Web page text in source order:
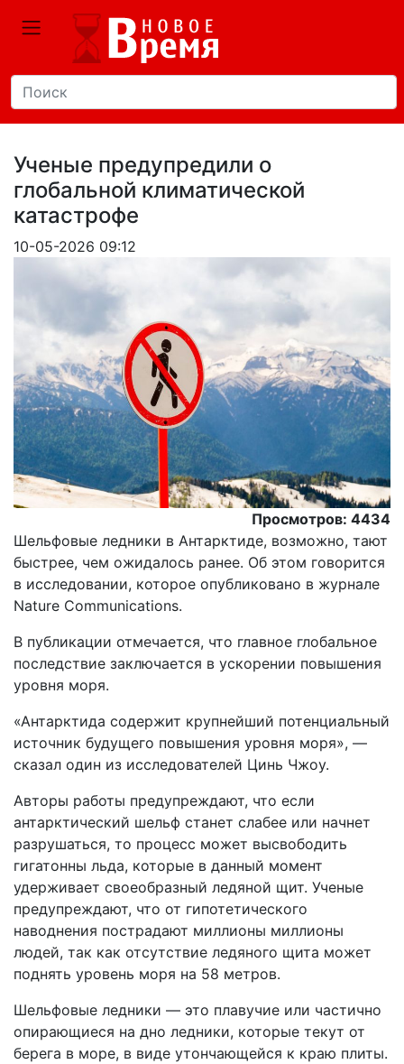
Ученые предупредили о
глобальной климатической
катастрофе
10-05-2026 09:12
Просмотров: 4434
Шельфовые ледники в Антарктиде, возможно, тают
быстрее, чем ожидалось ранее. Об этом говорится
в исследовании, которое опубликовано в журнале
Nature Communications.
В публикации отмечается, что главное глобальное
последствие заключается в ускорении повышения
уровня моря.
«Антарктида содержит крупнейший потенциальный
источник будущего повышения уровня моря», —
сказал один из исследователей Цинь Чжоу.
Авторы работы предупреждают, что если
антарктический шельф станет слабее или начнет
разрушаться, то процесс может высвободить
гигатонны льда, которые в данный момент
удерживает своеобразный ледяной щит. Ученые
предупреждают, что от гипотетического
наводнения пострадают миллионы миллионы
людей, так как отсутствие ледяного щита может
поднять уровень моря на 58 метров.
Шельфовые ледники — это плавучие или частично
опирающиеся на дно ледники, которые текут от
берега в море, в виде утончающейся к краю плиты.